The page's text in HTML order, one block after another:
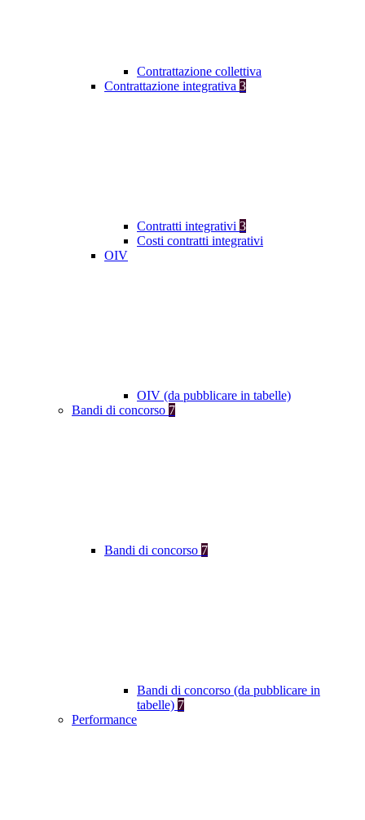
Contrattazione collettiva
Contrattazione integrativa 3
Contratti integrativi 3
Costi contratti integrativi
OIV
OIV (da pubblicare in tabelle)
Bandi di concorso 7
Bandi di concorso 7
Bandi di concorso (da pubblicare in
tabelle) 7
Performance